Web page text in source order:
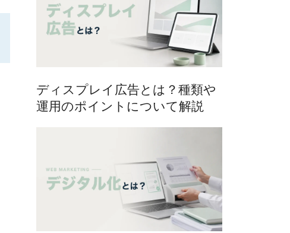
ディスプレイ広告とは？種類や
運用のポイントについて解説